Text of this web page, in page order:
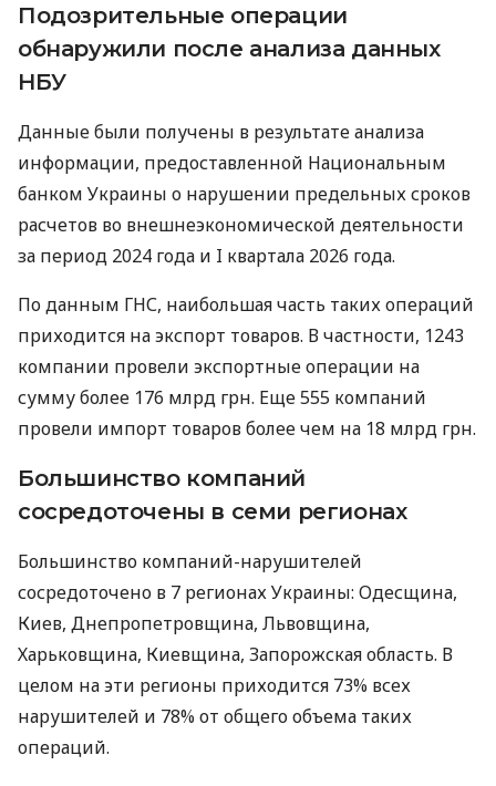
Подозрительные операции
обнаружили после анализа данных
НБУ
Данные были получены в результате анализа
информации, предоставленной Национальным
банком Украины о нарушении предельных сроков
расчетов во внешнеэкономической деятельности
за период 2024 года и I квартала 2026 года.
По данным ГНС, наибольшая часть таких операций
приходится на экспорт товаров. В частности, 1243
компании провели экспортные операции на
сумму более 176 млрд грн. Еще 555 компаний
провели импорт товаров более чем на 18 млрд грн.
Большинство компаний
сосредоточены в семи регионах
Большинство компаний-нарушителей
сосредоточено в 7 регионах Украины: Одесщина,
Киев, Днепропетровщина, Львовщина,
Харьковщина, Киевщина, Запорожская область. В
целом на эти регионы приходится 73% всех
нарушителей и 78% от общего объема таких
операций.